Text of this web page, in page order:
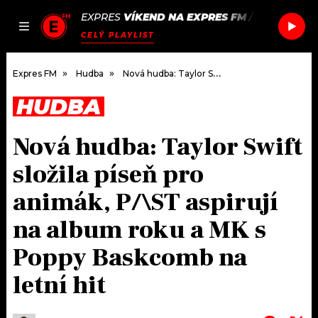
JAK
SEZNAM.CZ
EXPRES VÍKEND NA EXPRES FM/ CALVIN
CELÝ PLAYLIST
DOMŮ
ČLÁNKY
HUDBA
ROZHOVORY
#NEBUDUDOMA
PODCASTY
JAK NALADIT
RÁDIO
APLIKACE
Expres FM Hudba Nová hudba: Taylor Swift složila píseň pro animák, P/\ST aspirují na album roku a MK s Poppy Baskcomb na letní hit
HUDBA
Nová hudba: Taylor Swift
složila píseň pro
animák, P/\ST aspirují
na album roku a MK s
Poppy Baskcomb na
letní hit